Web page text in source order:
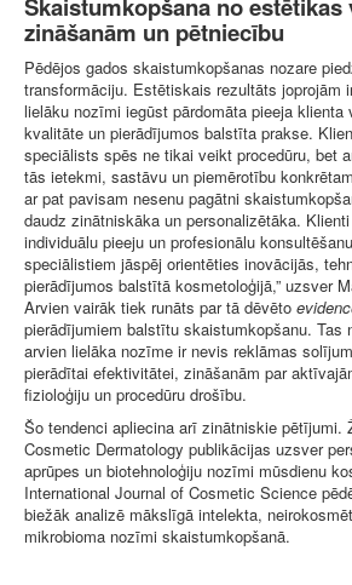
Skaistumkopšana no estētikas
zināšanām un pētniecību
Pēdējos gados skaistumkopšanas nozare
transformāciju. Estētiskais rezultāts joprojām
lielāku nozīmi iegūst pārdomāta pieeja klienta
kvalitāte un pierādījumos balstīta prakse.
speciālists spēs ne tikai veikt procedūru, bet
tās ietekmi, sastāvu un piemērotību
ar pat pavisam nesenu pagātni
daudz zinātniskāka un personalizētāka.
individuālu pieeju un profesionālu
speciālistiem jāspēj orientēties inovācijās,
pierādījumos balstītā kosmetoloģijā,” uzsver
Arvien vairāk tiek runāts par tā dēvēto
pierādījumiem balstītu skaistumkopšanu. Tas
arvien lielāka nozīme ir nevis reklāmas
pierādītai efektivitātei, zināšanām par
fizioloģiju un procedūru drošību.
Šo tendenci apliecina arī zinātniskie pētījumi.
Cosmetic Dermatology publikācijas uzsver
aprūpes un biotehnoloģiju nozīmi mūsdienu
International Journal of Cosmetic Science
biežāk analizē mākslīgā intelekta,
mikrobioma nozīmi skaistumkopšanā.